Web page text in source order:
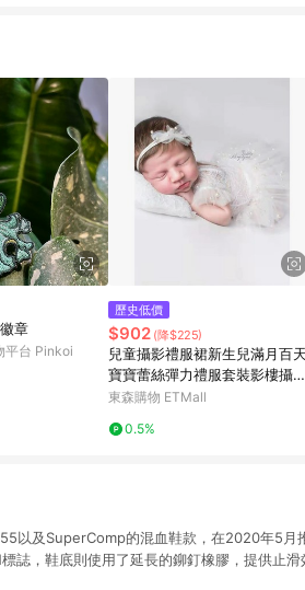
章
平台 Pinkoi
歷史低價
$902 (降$225)
兒童攝影禮服裙新生兒滿月百天
寶寶蕾絲彈力禮服套裝影樓攝影
道具
東森購物 ETMall
0.5%
以及SuperComp的混血鞋款，在2020年5月
誌，鞋底則使用了延長的鉚釘橡膠，提供止